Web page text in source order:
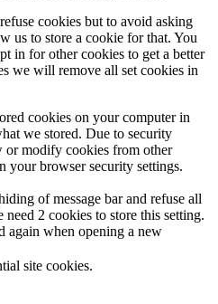
cookies but to avoid asking
us to store a cookie for that. You
in for other cookies to get a better
we will remove all set cookies in
cookies on your computer in
we stored. Due to security
or modify cookies from other
your browser security settings.
of message bar and refuse all
2 cookies to store this setting.
again when opening a new
site cookies.